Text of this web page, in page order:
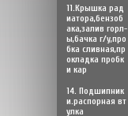
11.Крышка рад
иатора,бензоб
ака,залив горл-
ы,бачка г/у,про
бка сливная,пр
окладка пробк
и кар
14. Подшипник
и.распорная вт
улка